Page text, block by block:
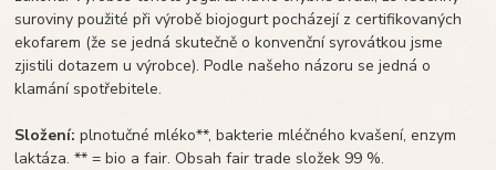
suroviny použité při výrobě biojogurt pocházejí z certifikovaných
ekofarem (že se jedná skutečně o konvenční syrovátkou jsme
zjistili dotazem u výrobce). Podle našeho názoru se jedná o
klamání spotřebitele.
Složení:plnotučné mléko**, bakterie mléčného kvašení, enzym
laktáza. ** = bio a fair. Obsah fair trade složek 99 %.